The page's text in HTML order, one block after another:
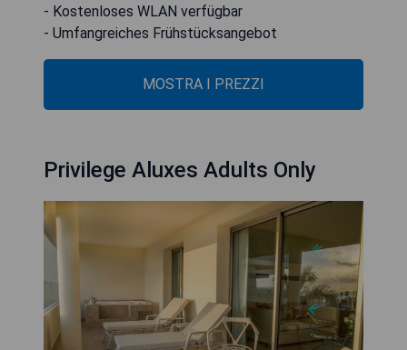
- Kostenloses WLAN verfügbar
- Umfangreiches Frühstücksangebot
MOSTRA I PREZZI
Privilege Aluxes Adults Only